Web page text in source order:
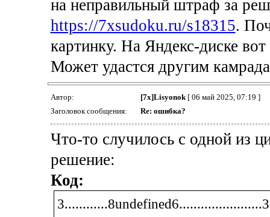
на неправильный штраф за
https://7xsudoku.ru/s18315.
картинку. На Яндекс-диске
Может удастся другим
Автор: [7x]Lisyonok[ 06 май 2025, 07:19 ]
Заголовок сообщения:
Re: ошибка?
Что-то случилось с одной из
решение:
Код:
3............8undefined6.......................3